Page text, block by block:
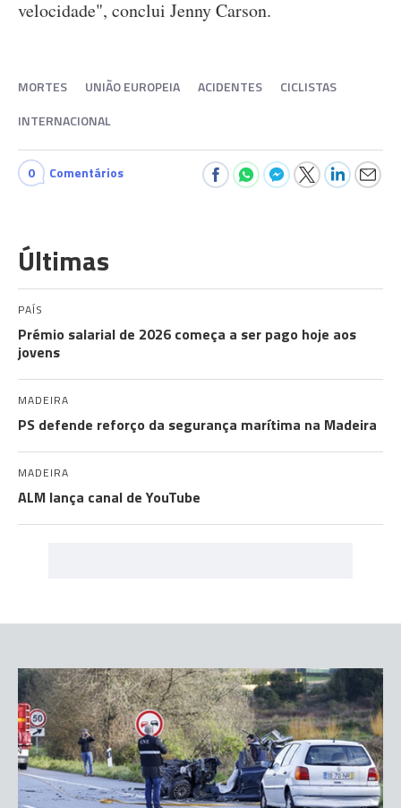
velocidade", conclui Jenny Carson.
MORTES UNIÃO EUROPEIA ACIDENTES
CICLISTAS
INTERNACIONAL
0 Comentários
Últimas
PAÍS
Prémio salarial de 2026 começa a ser pago hoje aos
jovens
MADEIRA
PS defende reforço da segurança marítima na Madeira
MADEIRA
ALM lança canal de YouTube